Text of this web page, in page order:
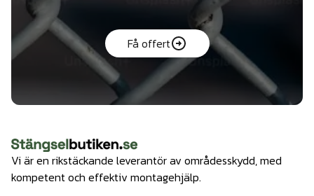
Få offert
Vi är en rikstäckande leverantör av områdesskydd, med
kompetent och effektiv montagehjälp.